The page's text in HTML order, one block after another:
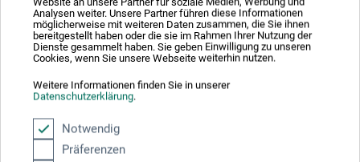
Analysen weiter. Unsere Partner führen diese Informationen
möglicherweise mit weiteren Daten zusammen, die Sie ihnen
bereitgestellt haben oder die sie im Rahmen Ihrer Nutzung der
Dienste gesammelt haben. Sie geben Einwilligung zu unseren
Cookies, wenn Sie unsere Webseite weiterhin nutzen.
Weitere Informationen finden Sie in unserer
Datenschutzerklärung.
Notwendig
Präferenzen
lovgivningen alligevel angives på etiketten på grund af
mulige allergiske reaktioner.
Hud- til træfarve, når det brændes, 25 % af den fineste
chamotte, kornstørrelse: 0–0,5 mm.
Anvendelsestemperaturer: 980 til 1.220 °C.